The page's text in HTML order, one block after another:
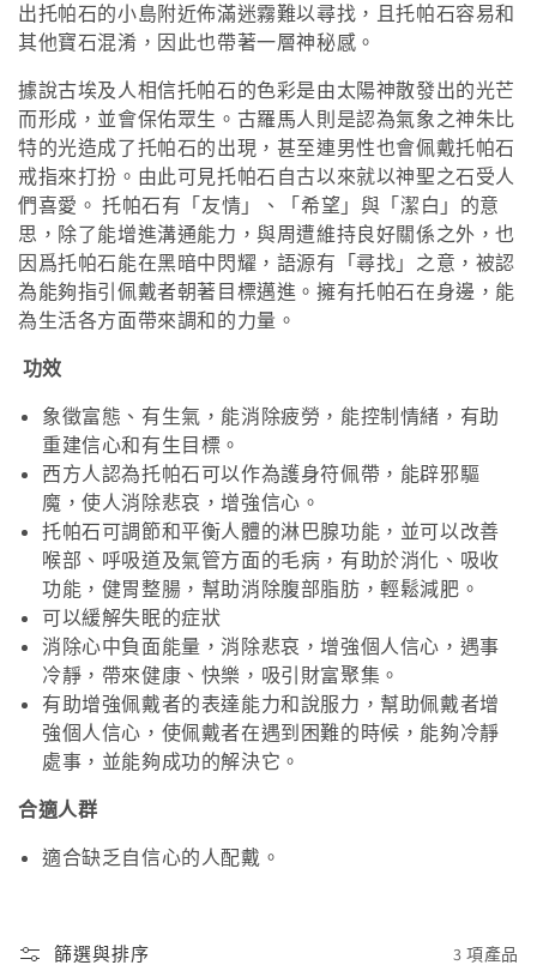
出托帕石的小島附近佈滿迷霧難以尋找，且托帕石容易和
其他寶石混淆，因此也帶著一層神秘感。
據說古埃及人相信托帕石的色彩是由太陽神散發出的光芒
而形成，並會保佑眾生。古羅馬人則是認為氣象之神朱比
特的光造成了托帕石的出現，甚至連男性也會佩戴托帕石
戒指來打扮。由此可見托帕石自古以來就以神聖之石受人
們喜愛。 托帕石有「友情」、「希望」與「潔白」的意
思，除了能增進溝通能力，與周遭維持良好關係之外，也
因爲托帕石能在黑暗中閃耀，語源有「尋找」之意，被認
為能夠指引佩戴者朝著目標邁進。擁有托帕石在身邊，能
為生活各方面帶來調和的力量。
功效
象徵富態、有生氣，能消除疲勞，能控制情緒，有助
重建信心和有生目標。
西方人認為托帕石可以作為護身符佩帶，能辟邪驅
魔，使人消除悲哀，增強信心。
托帕石可調節和平衡人體的淋巴腺功能，並可以改善
喉部、呼吸道及氣管方面的毛病，有助於消化、吸收
功能，健胃整腸，幫助消除腹部脂肪，輕鬆減肥。
可以緩解失眠的症狀
消除心中負面能量，消除悲哀，增強個人信心，遇事
冷靜，帶來健康、快樂，吸引財富聚集。
有助增強佩戴者的表達能力和說服力，幫助佩戴者增
強個人信心，使佩戴者在遇到困難的時候，能夠冷靜
處事，並能夠成功的解決它。
合適人群
適合缺乏自信心的人配戴。
篩選與排序 3 項產品